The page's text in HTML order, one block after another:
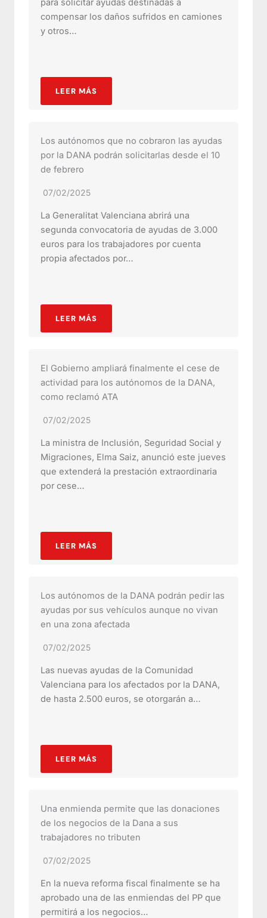
para solicitar ayudas destinadas a
compensar los daños sufridos en camiones
y otros…
LEER MÁS
Los autónomos que no cobraron las ayudas
por la DANA podrán solicitarlas desde el 10
de febrero
07/02/2025
La Generalitat Valenciana abrirá una
segunda convocatoria de ayudas de 3.000
euros para los trabajadores por cuenta
propia afectados por…
LEER MÁS
El Gobierno ampliará finalmente el cese de
actividad para los autónomos de la DANA,
como reclamó ATA
07/02/2025
La ministra de Inclusión, Seguridad Social y
Migraciones, Elma Saiz, anunció este jueves
que extenderá la prestación extraordinaria
por cese…
LEER MÁS
Los autónomos de la DANA podrán pedir las
ayudas por sus vehículos aunque no vivan
en una zona afectada
07/02/2025
Las nuevas ayudas de la Comunidad
Valenciana para los afectados por la DANA,
de hasta 2.500 euros, se otorgarán a…
LEER MÁS
Una enmienda permite que las donaciones
de los negocios de la Dana a sus
trabajadores no tributen
07/02/2025
En la nueva reforma fiscal finalmente se ha
aprobado una de las enmiendas del PP que
permitirá a los negocios…